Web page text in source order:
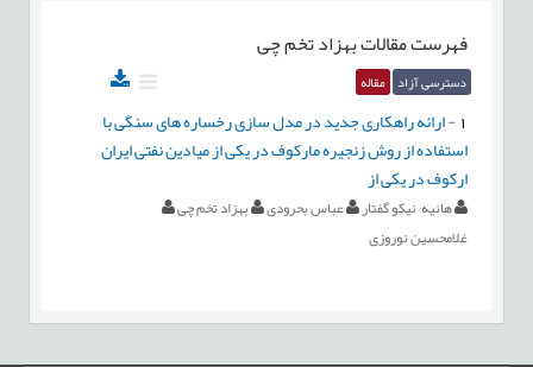
فهرست مقالاتبهزاد تخم چی
دسترسی آزاد مقاله
-ارائه راهکاری جدید در مدل سازی رخساره های سنگی با
استفاده از روش زنجیره مارکوف در یکی از میادین نفتی ایران
ارکوف در یکی از
هانیه نیکو گفتار عباس بحرودی
بهزاد تخم چی
غلامحسین نوروزی